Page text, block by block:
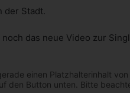
der Stadt.
das neue Video zur
einen Platzhalterinhalt von
den Button unten. Bitte